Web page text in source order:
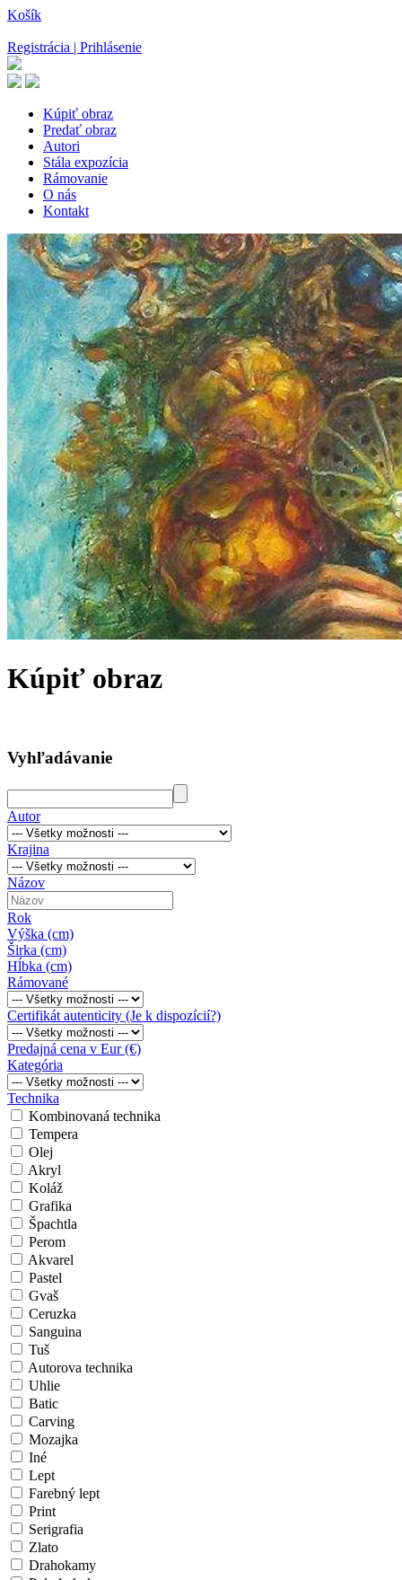
Košík
Registrácia | Prihlásenie
Kúpiť obraz
Predať obraz
Autori
Stála expozícia
Rámovanie
O nás
Kontakt
Kúpiť obraz
Vyhľadávanie
Autor
Krajina
Názov
Rok
Výška (cm)
Širka (cm)
Hĺbka (cm)
Rámované
Certifikát autenticity (Je k dispozícií?)
Predajná cena v Eur (€)
Kategória
Technika
Kombinovaná technika
Tempera
Olej
Akryl
Koláž
Grafika
Špachtla
Perom
Akvarel
Pastel
Gvaš
Ceruzka
Sanguina
Tuš
Autorova technika
Uhlie
Batic
Carving
Mozajka
Iné
Lept
Farebný lept
Print
Serigrafia
Zlato
Drahokamy